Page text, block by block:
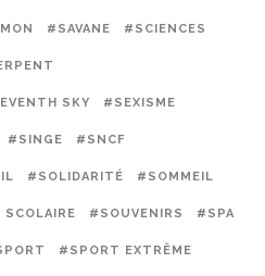
#SAVANE #SCIENCES
SKY #SEXISME
#SINGE #SNCF
#SOLIDARITÉ #SOMMEIL
#SOUVENIRS #SPA
#SPORT EXTRÊME